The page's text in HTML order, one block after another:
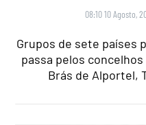
08:10 10 Agosto,
Grupos de sete países
passa pelos
Brás de Alportel,